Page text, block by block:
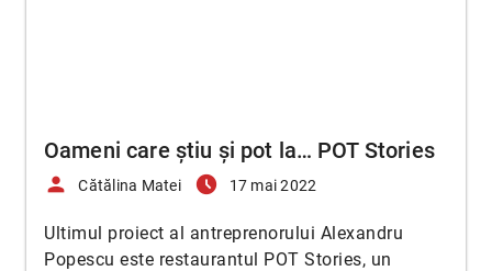
Oameni care știu și pot la… POT Stories
person Cătălina Matei access_time_filled 17 mai 2022
Ultimul proiect al antreprenorului Alexandru
Popescu este restaurantul POT Stories, un